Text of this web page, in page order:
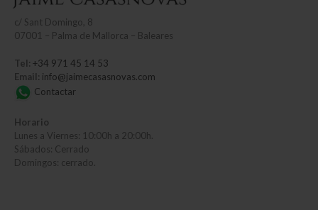
c/ Sant Domingo, 8
07001 – Palma de Mallorca – Baleares
Tel: +34 971 45 14 53
Email: info@jaimecasasnovas.com
Contactar
Horario
Lunes a Viernes: 10:00h a 20:00h.
Sábados: Cerrado
Domingos: cerrado.